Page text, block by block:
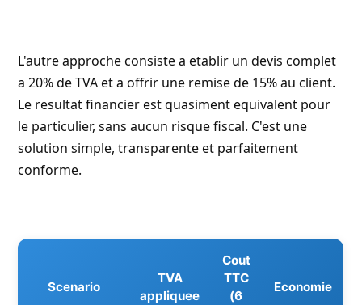
L'autre approche consiste a etablir un devis complet
a 20% de TVA et a offrir une remise de 15% au client.
Le resultat financier est quasiment equivalent pour
le particulier, sans aucun risque fiscal. C'est une
solution simple, transparente et parfaitement
conforme.
Scenario
TVA
appliquee
Cout
TTC
(6
Economie